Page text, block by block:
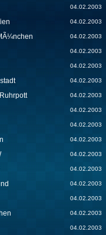
04.02.2003
04.02.2003
04.02.2003
04.02.2003
04.02.2003
04.02.2003
04.02.2003
04.02.2003
04.02.2003
04.02.2003
04.02.2003
04.02.2003
04.02.2003
04.02.2003
04.02.2003
04.02.2003